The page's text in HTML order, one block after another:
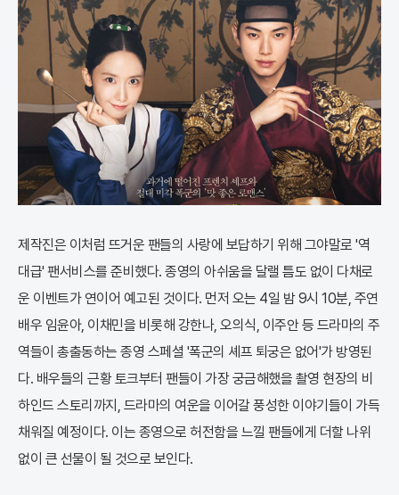
제작진은 이처럼 뜨거운 팬들의 사랑에 보답하기 위해 그야말로 '역
대급' 팬서비스를 준비했다. 종영의 아쉬움을 달랠 틈도 없이 다채로
운 이벤트가 연이어 예고된 것이다. 먼저 오는 4일 밤 9시 10분, 주연
배우 임윤아, 이채민을 비롯해 강한나, 오의식, 이주안 등 드라마의 주
역들이 총출동하는 종영 스페셜 '폭군의 셰프 퇴궁은 없어'가 방영된
다. 배우들의 근황 토크부터 팬들이 가장 궁금해했을 촬영 현장의 비
하인드 스토리까지, 드라마의 여운을 이어갈 풍성한 이야기들이 가득
채워질 예정이다. 이는 종영으로 허전함을 느낄 팬들에게 더할 나위
없이 큰 선물이 될 것으로 보인다.